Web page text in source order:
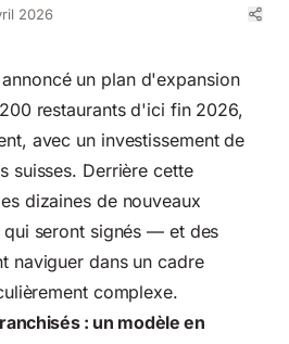
2026
un plan d'expansion
restaurants d'ici fin 2026,
avec un investissement de
suisses. Derrière cette
dizaines de nouveaux
seront signés — et des
naviguer dans un cadre
complexe.
: un modèle en